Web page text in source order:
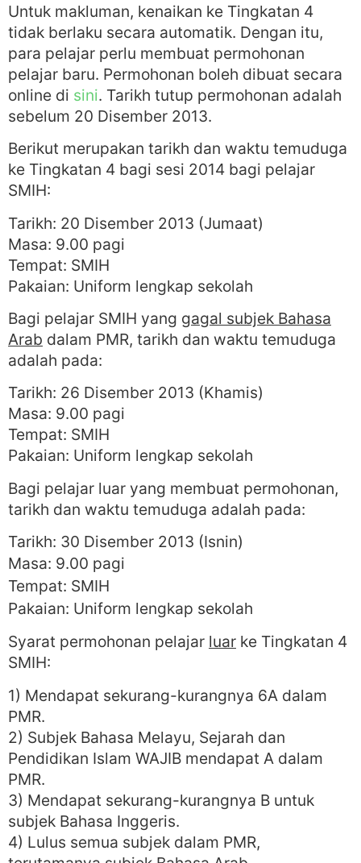
Untuk makluman, kenaikan ke Tingkatan 4
tidak berlaku secara automatik. Dengan itu,
para pelajar perlu membuat permohonan
pelajar baru. Permohonan boleh dibuat secara
online di sini. Tarikh tutup permohonan adalah
sebelum 20 Disember 2013.
Berikut merupakan tarikh dan waktu temuduga
ke Tingkatan 4 bagi sesi 2014 bagi pelajar
SMIH:
Tarikh: 20 Disember 2013 (Jumaat)
Masa: 9.00 pagi
Tempat: SMIH
Pakaian: Uniform lengkap sekolah
Bagi pelajar SMIH yang gagal subjek Bahasa
Arab dalam PMR, tarikh dan waktu temuduga
adalah pada:
Tarikh: 26 Disember 2013 (Khamis)
Masa: 9.00 pagi
Tempat: SMIH
Pakaian: Uniform lengkap sekolah
Bagi pelajar luar yang membuat permohonan,
tarikh dan waktu temuduga adalah pada:
Tarikh: 30 Disember 2013 (Isnin)
Masa: 9.00 pagi
Tempat: SMIH
Pakaian: Uniform lengkap sekolah
Syarat permohonan pelajar luar ke Tingkatan 4
SMIH:
1) Mendapat sekurang-kurangnya 6A dalam
PMR.
2) Subjek Bahasa Melayu, Sejarah dan
Pendidikan Islam WAJIB mendapat A dalam
PMR.
3) Mendapat sekurang-kurangnya B untuk
subjek Bahasa Inggeris.
4) Lulus semua subjek dalam PMR,